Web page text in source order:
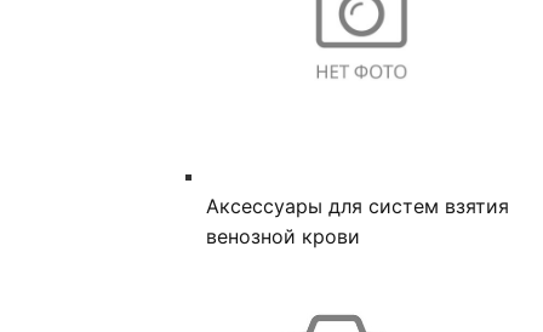
Аксессуары для систем взятия
венозной крови